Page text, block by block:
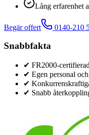
Lång erfarenhet
Begär offert 0140-210
Snabbfakta
✔ FR2000-
✔ Egen personal
✔
✔ Snabb